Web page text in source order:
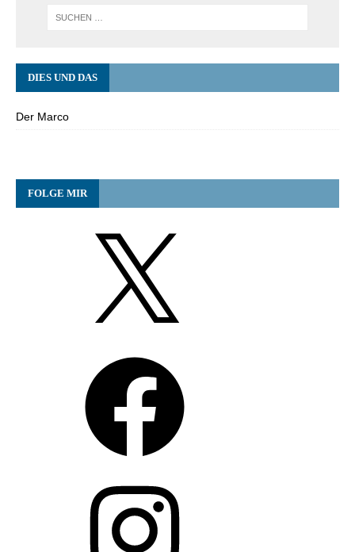
DIES UND DAS
Der Marco
FOLGE MIR